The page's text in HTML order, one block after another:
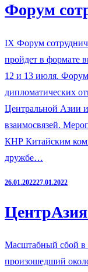
Форум
IX Форум
пройдет в формате
12 и 13 июля.
дипломатических
Центральной Азии
взаимосвязей.
КНР Китайским
дружбе…
26.01.202227.01.2022
Масштабный сбой в
произошедший